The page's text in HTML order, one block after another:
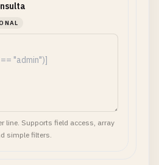
line. Supports field access, array
simple filters.